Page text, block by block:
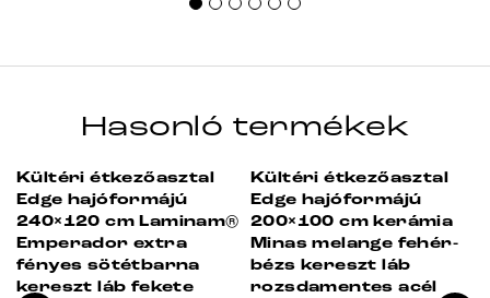
Hasonló termékek
-23%
Kültéri étkezőasztal
Edge hajóformájú
240×120 cm Laminam®
Emperador extra
fényes sötétbarna
kereszt láb fekete
-23%
Kültéri étkezőasztal
Edge hajóformájú
200×100 cm kerámia
Minas melange fehér-
bézs kereszt láb
rozsdamentes acél